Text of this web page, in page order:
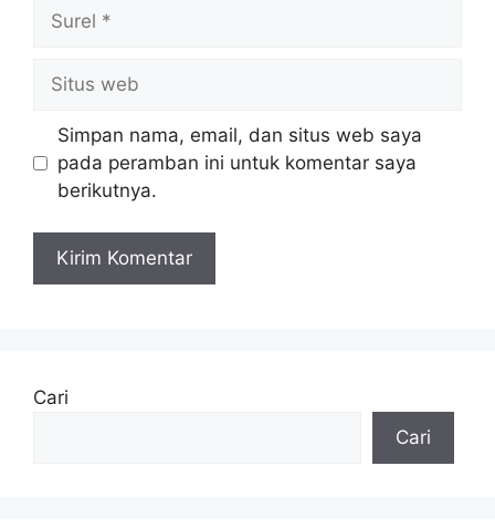
web
Simpan nama, email, dan situs web saya
pada peramban ini untuk komentar saya
berikutnya.
Cari
Cari